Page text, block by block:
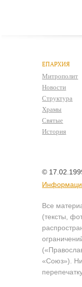
ЕПАРХИЯ
Митрополит
Новости
Структура
Храмы
Святые
История
©
Все
(тексты,
«Союз»).